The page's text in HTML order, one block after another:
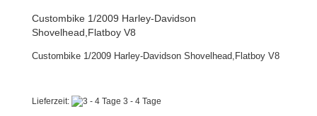
Custombike 1/2009 Harley-Davidson
Shovelhead,Flatboy V8
Custombike 1/2009 Harley-Davidson Shovelhead,Flatboy V8
Lieferzeit: 3 - 4 Tage